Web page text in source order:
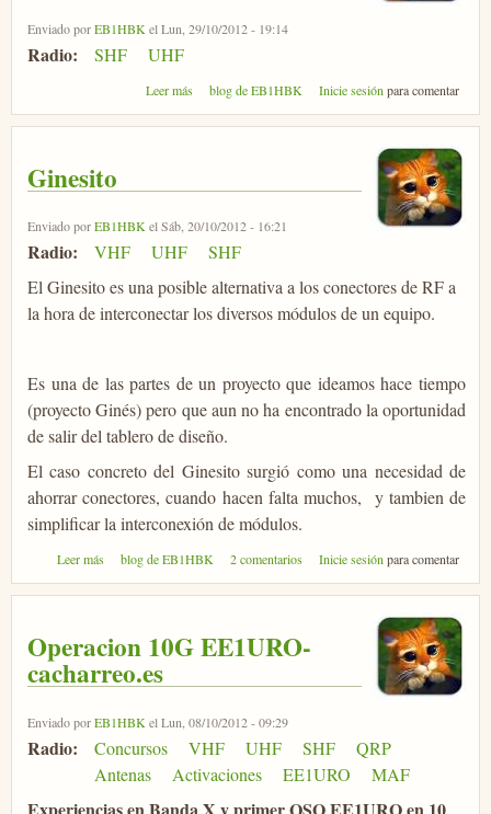
Enviado porEB1HBK el Lun, 29/10/2012 - 19:14
Radio: SHF UHF
Leer más sobre DeXcensor, conversor RX de 618 a 438 MHz.
blog de EB1HBK Inicie sesión para comentar
Ginesito
Enviado porEB1HBKel Sáb, 20/10/2012 - 16:21
Radio: VHF UHF
SHF
El Ginesito es una posible alternativa a los conectores de RF a
la hora de interconectar los diversos módulos de un equipo.
Es una de las partes de un proyecto que ideamos hace tiempo
(proyecto Ginés) pero que aun no ha encontrado la oportunidad
de salir del tablero de diseño.
El caso concreto del Ginesito surgió como una necesidad de
ahorrar conectores, cuando hacen falta muchos, y tambien de
simplificar la interconexión de módulos.
Leer más sobre Ginesito
blog de EB1HBK 2 comentarios Inicie sesión para comentar
Operacion 10G EE1URO-
cacharreo.es
Enviado porEB1HBK el Lun, 08/10/2012 - 09:29
Radio: Concursos VHF UHF SHF
QRP
Antenas
Activaciones EE1URO MAF
Experiencias en Banda X y primer QSO EE1URO en 10